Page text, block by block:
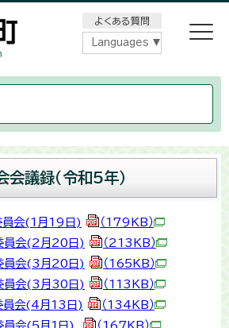
よくある質問
Languages
会議録（令和5年）
員会(1月19日)
（179KB）
員会(2月20日)
（213KB）
員会(3月20日)
（165KB）
員会(3月30日)
（113KB）
員会(4月13日)
（134KB）
員会(5月1日)
（167KB）